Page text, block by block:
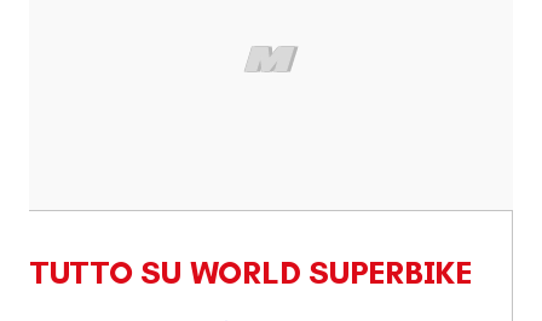
TUTTO SU WORLD SUPERBIKE